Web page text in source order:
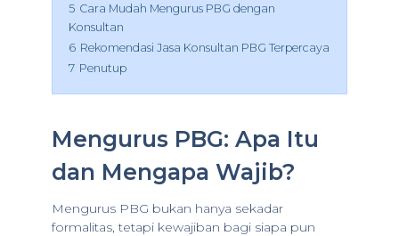
5 Cara Mudah Mengurus PBG dengan
Konsultan
6 Rekomendasi Jasa Konsultan PBG Terpercaya
7 Penutup
Mengurus PBG: Apa Itu
dan Mengapa Wajib?
Mengurus PBG bukan hanya sekadar
formalitas, tetapi kewajiban bagi siapa pun